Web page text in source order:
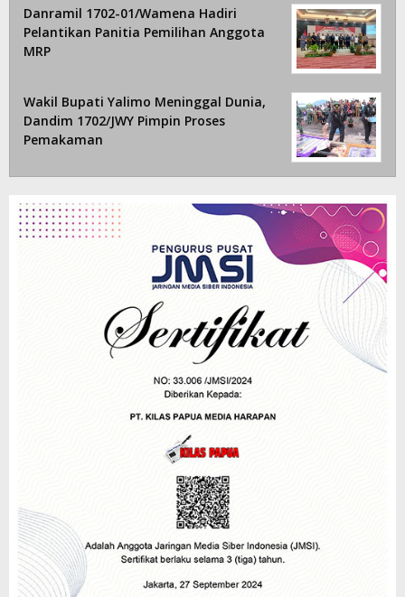
Danramil 1702-01/Wamena Hadiri
Pelantikan Panitia Pemilihan Anggota
MRP
Wakil Bupati Yalimo Meninggal Dunia,
Dandim 1702/JWY Pimpin Proses
Pemakaman